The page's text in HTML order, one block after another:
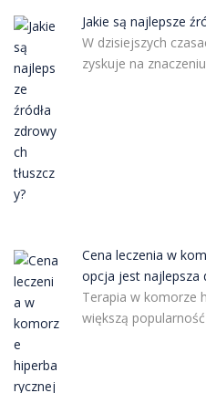
Jakie są najlepsze
W dzisiejszych
zyskuje na
Cena leczenia w
opcja jest najlepsza
Terapia w komorze
większą